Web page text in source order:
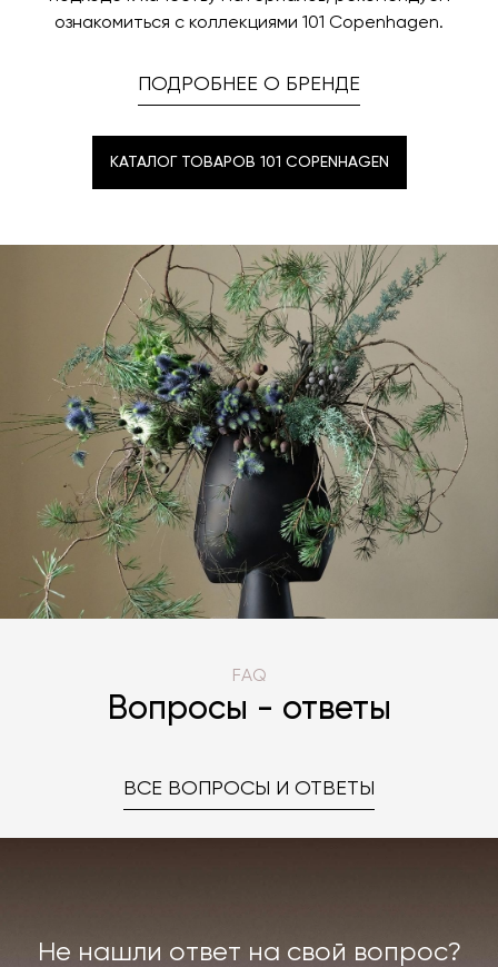
ознакомиться с коллекциями 101 Copenhagen.
ПОДРОБНЕЕ О БРЕНДЕ
КАТАЛОГ ТОВАРОВ 101 COPENHAGEN
FAQ
Вопросы - ответы
ВСЕ ВОПРОСЫ И ОТВЕТЫ
Не нашли ответ на свой вопрос?